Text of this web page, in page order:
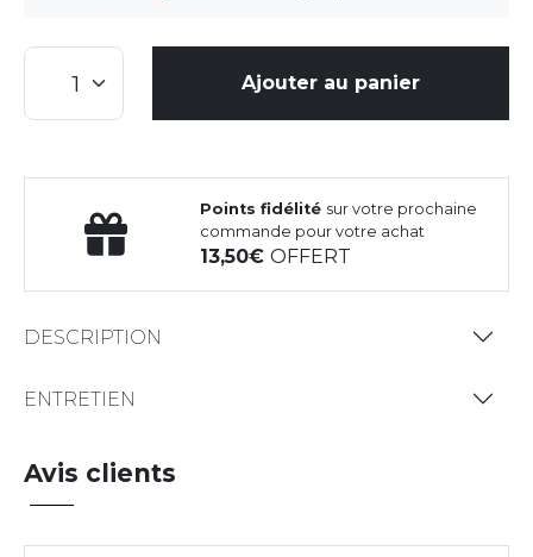
Ajouter au panier
Points fidélité sur votre prochaine
commande pour votre achat
13,50OFFERT
DESCRIPTION
ENTRETIEN
Avis clients